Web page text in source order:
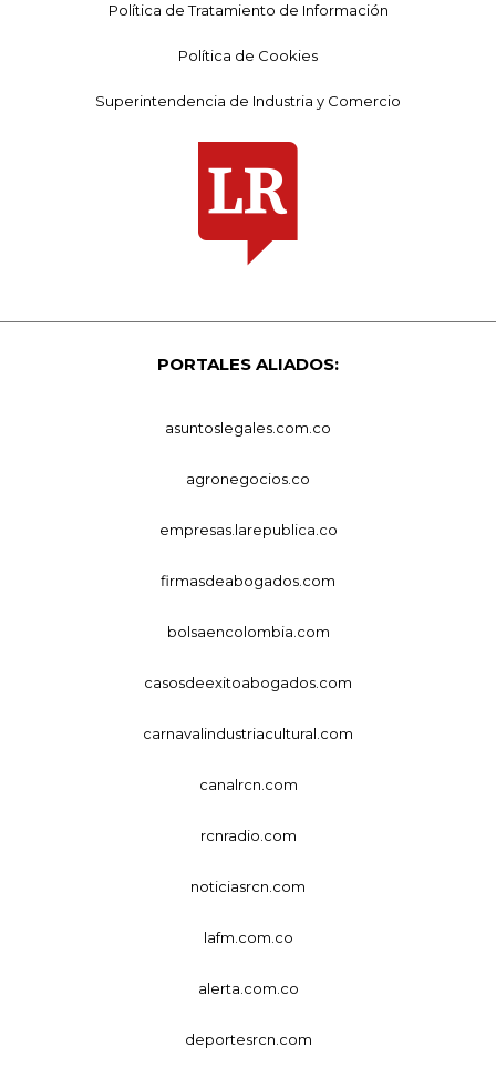
Política de Tratamiento de Información
Política de Cookies
Superintendencia de Industria y Comercio
PORTALES ALIADOS:
asuntoslegales.com.co
agronegocios.co
empresas.larepublica.co
firmasdeabogados.com
bolsaencolombia.com
casosdeexitoabogados.com
carnavalindustriacultural.com
canalrcn.com
rcnradio.com
noticiasrcn.com
lafm.com.co
alerta.com.co
deportesrcn.com